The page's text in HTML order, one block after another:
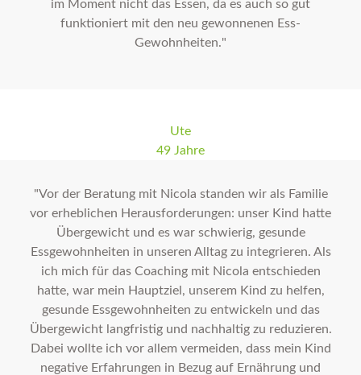
im Moment nicht das Essen, da es auch so gut
funktioniert mit den neu gewonnenen Ess-
Gewohnheiten."
Ute
49 Jahre
"Vor der Beratung mit Nicola standen wir als Familie
vor erheblichen Herausforderungen: unser Kind hatte
Übergewicht und es war schwierig, gesunde
Essgewohnheiten in unseren Alltag zu integrieren. Als
ich mich für das Coaching mit Nicola entschieden
hatte, war mein Hauptziel, unserem Kind zu helfen,
gesunde Essgewohnheiten zu entwickeln und das
Übergewicht langfristig und nachhaltig zu reduzieren.
Dabei wollte ich vor allem vermeiden, dass mein Kind
negative Erfahrungen in Bezug auf Ernährung und